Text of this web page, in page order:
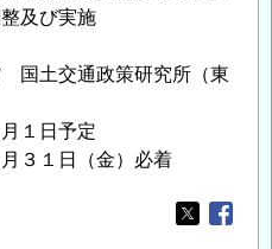
及び実施
交通政策研究所（東
日予定
３１日（金）必着
Opens in